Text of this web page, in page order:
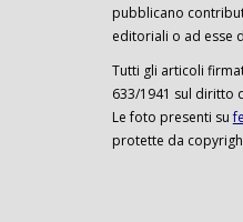
pubblicano
editoriali o ad esse
Tutti gli articoli
633/1941 sul diritto
Le foto presenti su
protette da